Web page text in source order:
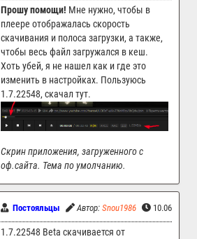
Прошу помощи! Мне нужно, чтобы в
плеере отображалась скорость
скачивания и полоса загрузки, а также,
чтобы весь файл загружался в кеш.
Хоть убей, я не нашел как и где это
изменить в настройках. Пользуюсь
1.7.22548, скачал тут.
Скрин приложения, загруженного с
оф.сайта. Тема по умолчанию.
Постояльцы Автор: Snou1986 10.06.2025
1.7.22548 Beta скачивается от